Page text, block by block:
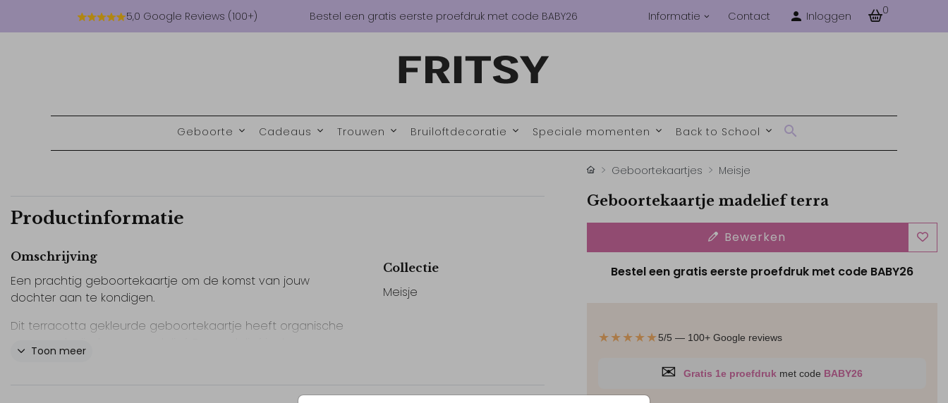
5,0 Google Reviews (100+) Bestel een gratis eerste proefdruk met code BABY26 Informatie Contact Inloggen 0
Geboorte Cadeaus Trouwen Bruiloftdecoratie Speciale momenten Back to School
Productinformatie
Omschrijving
Een prachtig geboortekaartje om de komst van jouw
dochter aan te kondigen.
Dit terracotta gekleurde geboortekaartje heeft organische
geboortebloem van april, waarmee de geboortekaart
Toon meer
Collectie
Meisje
Geboortekaartjes Meisje
Geboortekaartje madelief terra
Bewerken
Bestel een gratis eerste proefdruk met code BABY26
★★★★★5/5 — 100+ Google reviews
✉ Gratis 1e proefdruk met code BABY26